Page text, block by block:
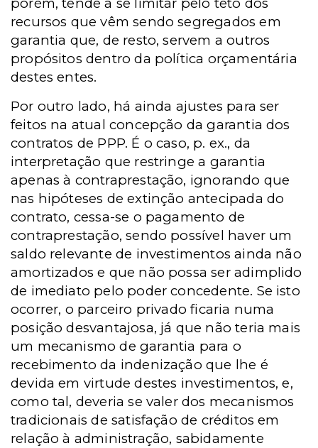
recursos que vêm sendo segregados em
garantia que, de resto, servem a outros
propósitos dentro da política orçamentária
destes entes.
Por outro lado, há ainda ajustes para ser
feitos na atual concepção da garantia dos
contratos de PPP. É o caso, p. ex., da
interpretação que restringe a garantia
apenas à contraprestação, ignorando que
nas hipóteses de extinção antecipada do
contrato, cessa-se o pagamento de
contraprestação, sendo possível haver um
saldo relevante de investimentos ainda não
amortizados e que não possa ser adimplido
de imediato pelo poder concedente. Se isto
ocorrer, o parceiro privado ficaria numa
posição desvantajosa, já que não teria mais
um mecanismo de garantia para o
recebimento da indenização que lhe é
devida em virtude destes investimentos, e,
como tal, deveria se valer dos mecanismos
tradicionais de satisfação de créditos em
relação à administração, sabidamente